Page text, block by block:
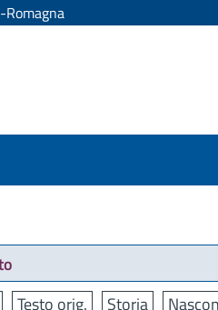
Romagna
Testo orig. Storia